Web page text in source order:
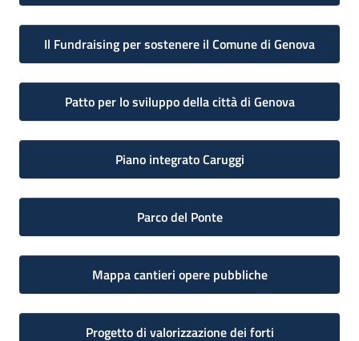
Il Fundraising per sostenere il Comune di Genova
Patto per lo sviluppo della città di Genova
Piano integrato Caruggi
Parco del Ponte
Mappa cantieri opere pubbliche
Progetto di valorizzazione dei forti